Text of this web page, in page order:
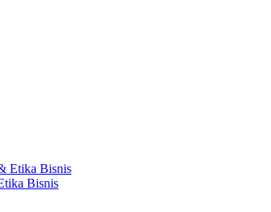
Bisnis